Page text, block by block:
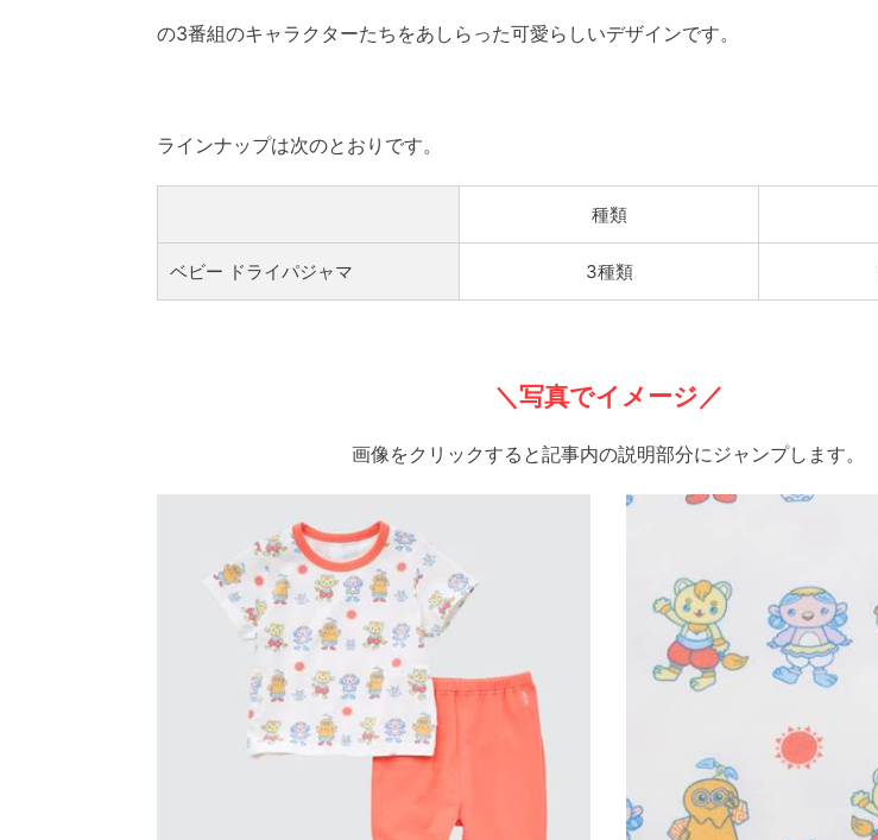
の3番組のキャラクターたちをあしらった可愛らしいデザインです。
ラインナップは次のとおりです。
種類
ベビー ドライパジャマ 3種類
＼写真でイメージ／
画像をクリックすると記事内の説明部分にジャンプします。